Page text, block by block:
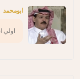
ابومحمد
اولي